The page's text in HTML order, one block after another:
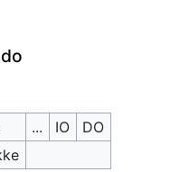
... IO
DO